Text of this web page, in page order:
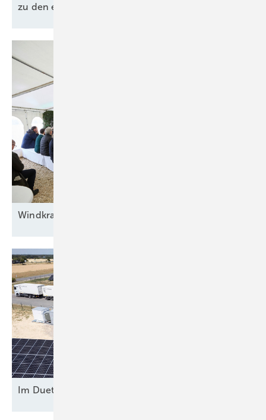
zu den erneuerbaren
Windkraft auf
Im Duett am